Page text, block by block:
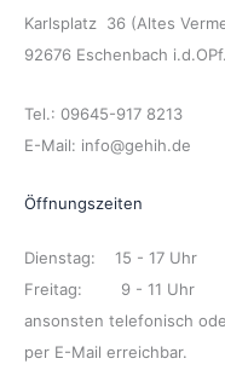
Karlsplatz 36 (Altes
92676 Eschenbach i.d.OPf.
Tel.: 09645-917 8213
E-Mail: info@gehih.de
Öffnungszeiten
Dienstag: 15 - 17 Uhr
Freitag: 9 - 11 Uhr
ansonsten telefonisch
per E-Mail erreichbar.